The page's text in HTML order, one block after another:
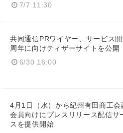
7/7 11:30
共同通信PRワイヤー、サービス
周年に向けティザーサイトを公開
6/30 16:00
4月1日（水）から紀州有田商工会
会員向けにプレスリリース配信サ
スを提供開始